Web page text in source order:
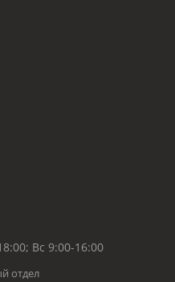
Вс 9:00-16:00
отдел